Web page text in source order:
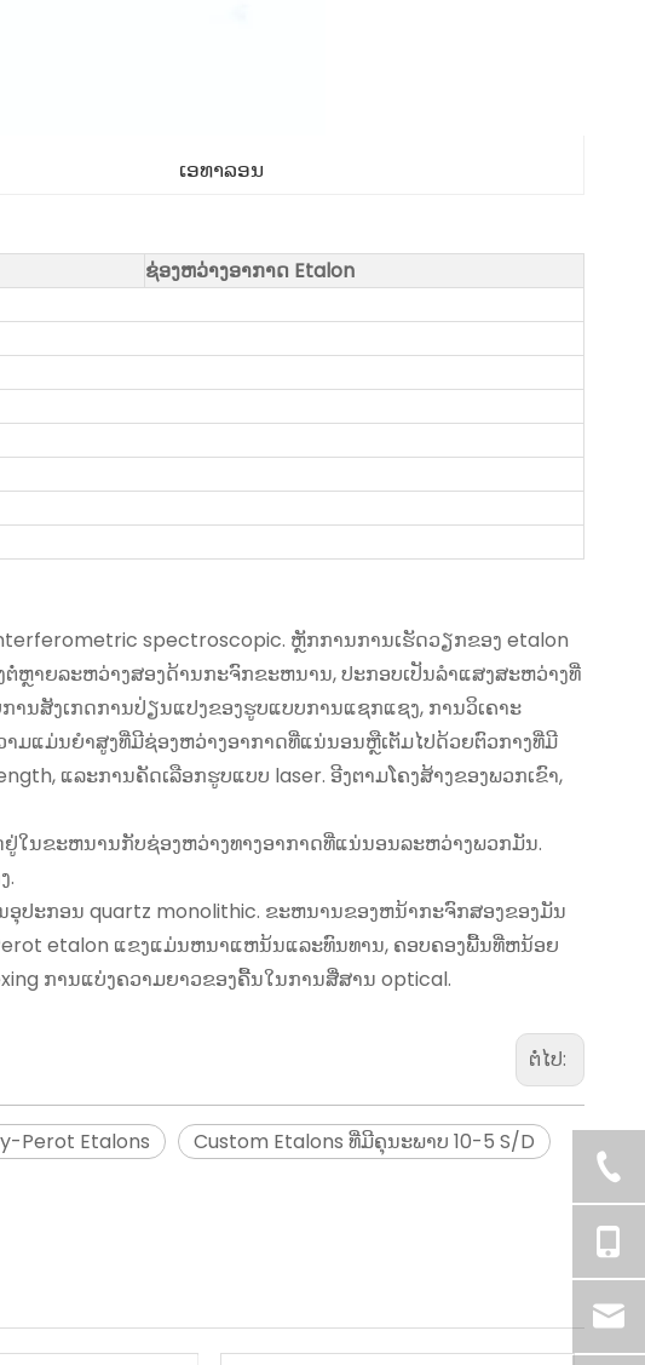
ເອທາລອນ
ຊ່ອງຫວ່າງອາກາດ Etalon
spectroscopic. ຫຼັກການການເຮັດວຽກຂອງ etalon
າຍລະຫວ່າງສອງດ້ານກະຈົກຂະຫນານ, ປະກອບເປັນລໍາແສງສະຫວ່າງທີ່
ນສັງເກດການປ່ຽນແປງຂອງຮູບແບບການແຊກແຊງ, ການວິເຄາະ
ແມ່ນຍໍາສູງທີ່ມີຊ່ອງຫວ່າງອາກາດທີ່ແນ່ນອນຫຼືເຕັມໄປດ້ວຍຕົວກາງທີ່ມີ
ແລະການຄັດເລືອກຮູບແບບ laser. ອີງຕາມໂຄງສ້າງຂອງພວກເຂົາ,
ໃນຂະຫນານກັບຊ່ອງຫວ່າງທາງອາກາດທີ່ແນ່ນອນລະຫວ່າງພວກມັນ.
.
ອຸປະກອນ quartz monolithic. ຂະຫນານຂອງຫນ້າກະຈົກສອງຂອງມັນ
etalon ແຂງແມ່ນຫນາແຫນ້ນແລະທົນທານ, ຄອບຄອງພື້ນທີ່ຫນ້ອຍ
ການແບ່ງຄວາມຍາວຂອງຄື້ນໃນການສື່ສານ optical.
ຕໍ່ໄປ:
Perot Etalons
Custom Etalons ທີ່ມີຄຸນະພາບ 10-5 S/D